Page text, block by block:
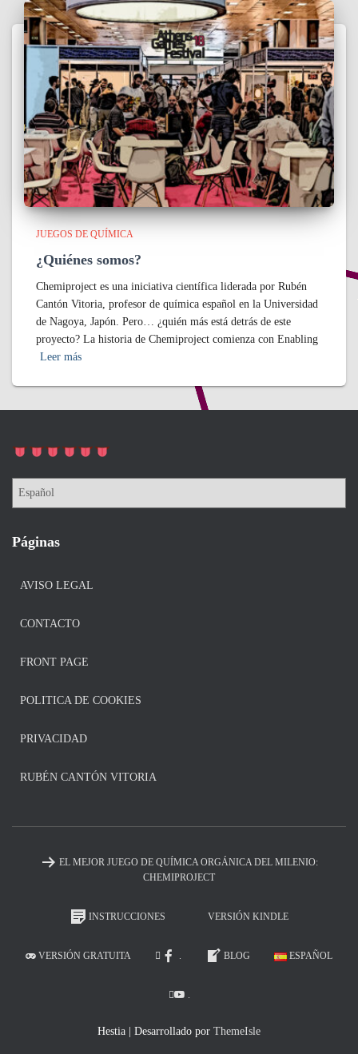
JUEGOS DE QUÍMICA
¿Quiénes somos?
Chemiproject es una iniciativa científica liderada por Rubén
Cantón Vitoria, profesor de química español en la Universidad
de Nagoya, Japón. Pero… ¿quién más está detrás de este
proyecto? La historia de Chemiproject comienza con Enabling
Leer más
Páginas
AVISO LEGAL
CONTACTO
FRONT PAGE
POLITICA DE COOKIES
PRIVACIDAD
RUBÉN CANTÓN VITORIA
EL MEJOR JUEGO DE QUÍMICA ORGÁNICA DEL MILENIO:
CHEMIPROJECT
INSTRUCCIONES VERSIÓN KINDLE
VERSIÓN GRATUITA . BLOG ESPAÑOL
.
Hestia | Desarrollado por ThemeIsle